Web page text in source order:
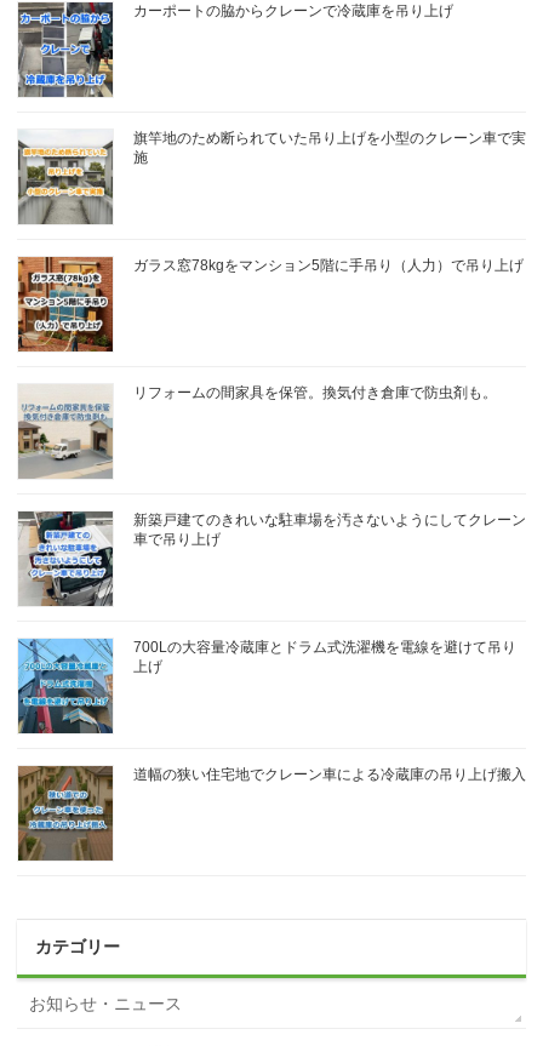
カーポートの脇からクレーンで冷蔵庫を吊り上げ
旗竿地のため断られていた吊り上げを小型のクレーン車で実
施
ガラス窓78kgをマンション5階に手吊り（人力）で吊り上げ
リフォームの間家具を保管。換気付き倉庫で防虫剤も。
新築戸建てのきれいな駐車場を汚さないようにしてクレーン
車で吊り上げ
700Lの大容量冷蔵庫とドラム式洗濯機を電線を避けて吊り
上げ
道幅の狭い住宅地でクレーン車による冷蔵庫の吊り上げ搬入
カテゴリー
お知らせ・ニュース